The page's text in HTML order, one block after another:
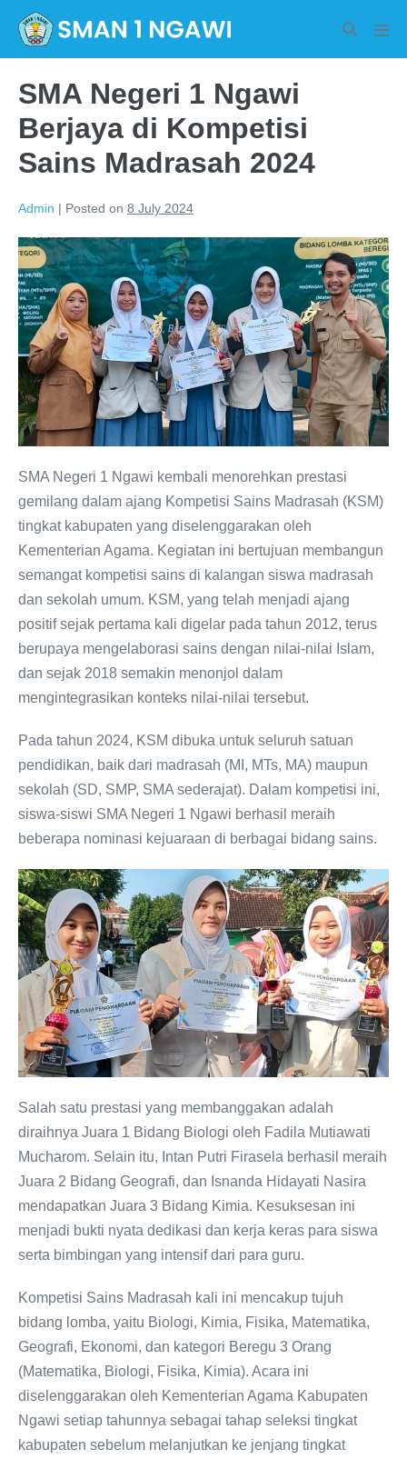
content
Search
SMA Negeri 1 Ngawi
Berjaya di Kompetisi
Sains Madrasah 2024
Admin | Posted on 8 July 2024
SMA Negeri 1 Ngawi kembali menorehkan prestasi
gemilang dalam ajang Kompetisi Sains Madrasah (KSM)
tingkat kabupaten yang diselenggarakan oleh
Kementerian Agama. Kegiatan ini bertujuan membangun
semangat kompetisi sains di kalangan siswa madrasah
dan sekolah umum. KSM, yang telah menjadi ajang
positif sejak pertama kali digelar pada tahun 2012, terus
berupaya mengelaborasi sains dengan nilai-nilai Islam,
dan sejak 2018 semakin menonjol dalam
mengintegrasikan konteks nilai-nilai tersebut.
Pada tahun 2024, KSM dibuka untuk seluruh satuan
pendidikan, baik dari madrasah (MI, MTs, MA) maupun
sekolah (SD, SMP, SMA sederajat). Dalam kompetisi ini,
siswa-siswi SMA Negeri 1 Ngawi berhasil meraih
beberapa nominasi kejuaraan di berbagai bidang sains.
Salah satu prestasi yang membanggakan adalah
diraihnya Juara 1 Bidang Biologi oleh Fadila Mutiawati
Mucharom. Selain itu, Intan Putri Firasela berhasil meraih
Juara 2 Bidang Geografi, dan Isnanda Hidayati Nasira
mendapatkan Juara 3 Bidang Kimia. Kesuksesan ini
menjadi bukti nyata dedikasi dan kerja keras para siswa
serta bimbingan yang intensif dari para guru.
Kompetisi Sains Madrasah kali ini mencakup tujuh
bidang lomba, yaitu Biologi, Kimia, Fisika, Matematika,
Geografi, Ekonomi, dan kategori Beregu 3 Orang
(Matematika, Biologi, Fisika, Kimia). Acara ini
diselenggarakan oleh Kementerian Agama Kabupaten
Ngawi setiap tahunnya sebagai tahap seleksi tingkat
kabupaten sebelum melanjutkan ke jenjang tingkat